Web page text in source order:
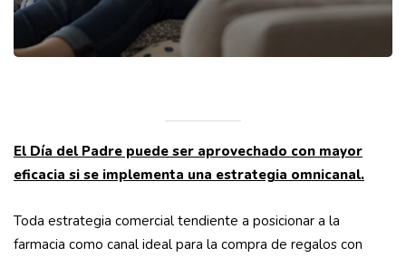
El Día del Padre puede ser aprovechado con mayor
eficacia si se implementa una estrategia omnicanal.
Toda estrategia comercial tendiente a posicionar a la
farmacia como canal ideal para la compra de regalos con